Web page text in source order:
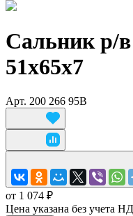
Сальник р/
51x65x7
Арт. 200 266 95B
от 1 074 ₽
Цена указана без учета